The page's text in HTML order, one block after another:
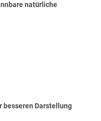
natürliche
besseren Darstellung